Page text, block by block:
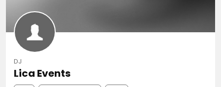
DJ
Lica Events